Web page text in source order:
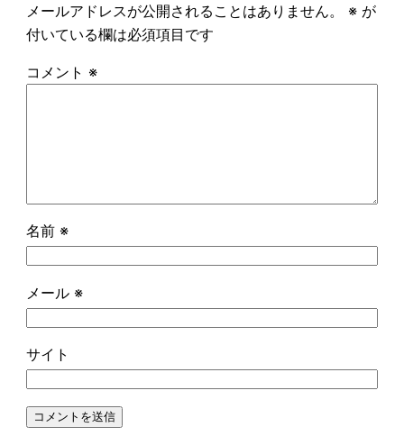
メールアドレスが公開されることはありません。 ※が
付いている欄は必須項目です
コメント ※
名前 ※
メール ※
サイト